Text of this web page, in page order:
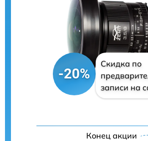
-20%
Скидка по
записи на
Конец акции